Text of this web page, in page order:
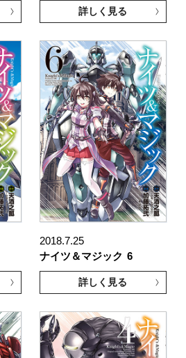
詳しく見る
2018.7.25
ナイツ＆マジック 6
詳しく見る